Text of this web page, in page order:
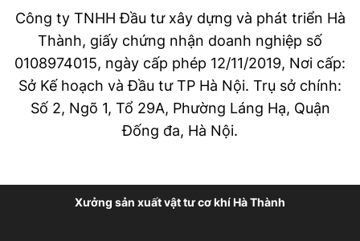
Công ty TNHH Đầu tư xây dựng và phát triển Hà
Thành, giấy chứng nhận doanh nghiệp số
0108974015, ngày cấp phép 12/11/2019, Nơi cấp:
Sở Kế hoạch và Đầu tư TP Hà Nội. Trụ sở chính:
Số 2, Ngõ 1, Tổ 29A, Phường Láng Hạ, Quận
Đống đa, Hà Nội.
Xưởng sản xuất vật tư cơ khí Hà Thành